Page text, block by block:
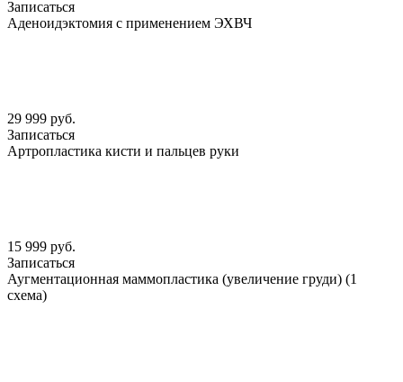
Записаться
Аденоидэктомия с применением ЭХВЧ
29 999 руб.
Записаться
Артропластика кисти и пальцев руки
15 999 руб.
Записаться
Аугментационная маммопластика (увеличение груди) (1
схема)